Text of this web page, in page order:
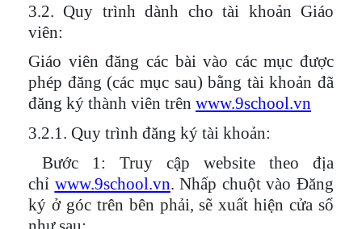
3.2. Quy trình dành cho tài khoản Giáo
viên:
Giáo viên đăng các bài vào các mục được
phép đăng (các mục sau) bằng tài khoản đã
đăng ký thành viên trên www.9school.vn
3.2.1. Quy trình đăng ký tài khoản:
Bước 1 : Truy cập website theo địa
chỉ www.9school.vn. Nhấp chuột vào Đăng
ký ở góc trên bên phải, sẽ xuất hiện cửa sổ